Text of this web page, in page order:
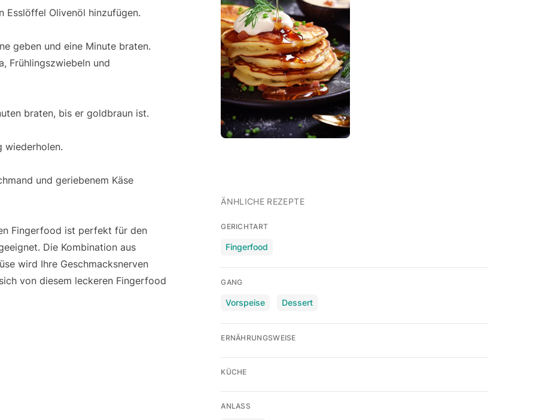
Esslöffel Olivenöl hinzufügen.
geben und eine Minute braten.
Frühlingszwiebeln und
braten, bis er goldbraun ist.
wiederholen.
und geriebenem Käse
Fingerfood ist perfekt für den
Die Kombination aus
wird Ihre Geschmacksnerven
von diesem leckeren Fingerfood
ÄNHLICHE REZEPTE
GERICHTART
Fingerfood
GANG
Vorspeise Dessert
ERNÄHRUNGSWEISE
KÜCHE
ANLASS